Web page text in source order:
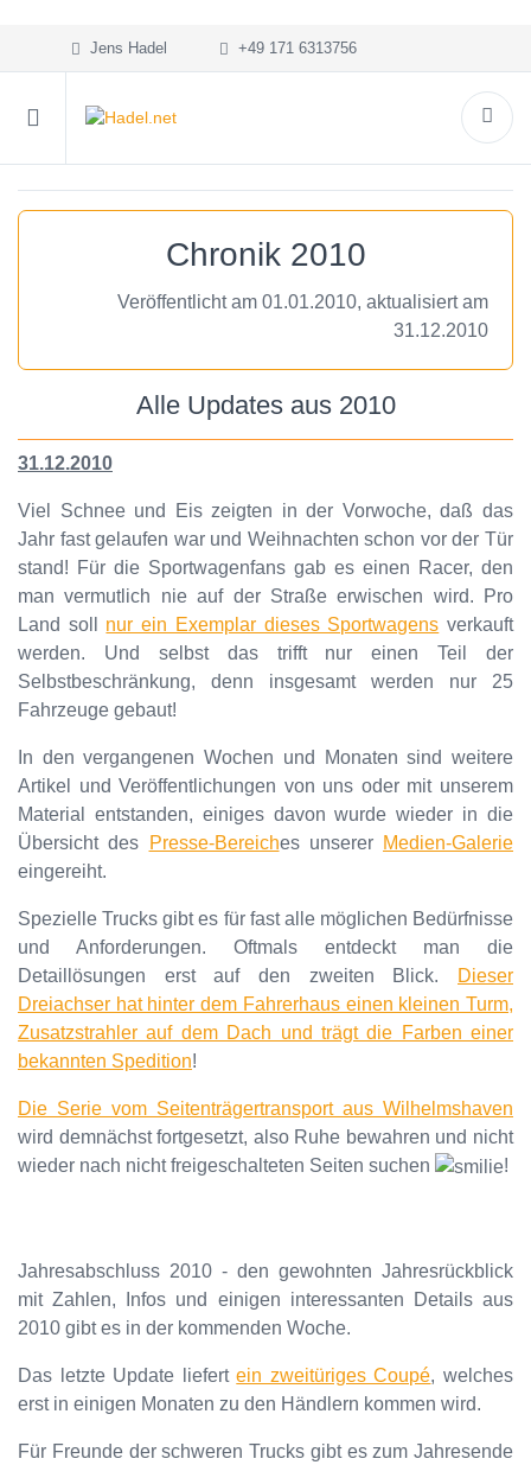
Jens Hadel +49 171 6313756
Chronik 2010
Veröffentlicht am 01.01.2010, aktualisiert am
31.12.2010
Alle Updates aus 2010
31.12.2010
Viel Schnee und Eis zeigten in der Vorwoche, daß das
Jahr fast gelaufen war und Weihnachten schon vor der Tür
stand! Für die Sportwagenfans gab es einen Racer, den
man vermutlich nie auf der Straße erwischen wird. Pro
Land soll nur ein Exemplar dieses Sportwagens verkauft
werden. Und selbst das trifft nur einen Teil der
Selbstbeschränkung, denn insgesamt werden nur 25
Fahrzeuge gebaut!
In den vergangenen Wochen und Monaten sind weitere
Artikel und Veröffentlichungen von uns oder mit unserem
Material entstanden, einiges davon wurde wieder in die
Übersicht des
Presse-Bereiches unserer Medien-Galerie
eingereiht.
Spezielle Trucks gibt es für fast alle möglichen Bedürfnisse
und Anforderungen. Oftmals entdeckt man die
Detaillösungen erst auf den zweiten Blick.
Dieser
Dreiachser hat hinter dem Fahrerhaus einen kleinen Turm,
Zusatzstrahler auf dem Dach und trägt die Farben einer
bekannten Spedition!
Die Serie vom Seitenträgertransport aus Wilhelmshaven
wird demnächst fortgesetzt, also Ruhe bewahren und nicht
wieder nach nicht freigeschalteten Seiten suchen
!
Jahresabschluss 2010 - den gewohnten Jahresrückblick
mit Zahlen, Infos und einigen interessanten Details aus
2010 gibt es in der kommenden Woche.
Das letzte Update liefertein zweitüriges Coupé, welches
erst in einigen Monaten zu den Händlern kommen wird.
Für Freunde der schweren Trucks gibt es zum Jahresende